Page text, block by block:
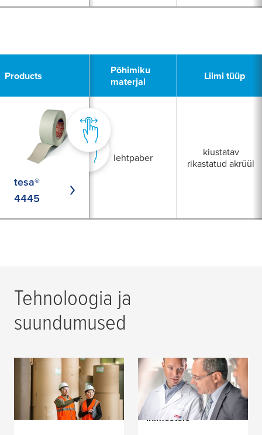
Products
Põhimiku
materjal
Liimi tüüp
tesa®
4445
lehtpaber
kiustatav
rikastatud akrüül
Tehnoloogia ja
suundumused
Tuliuued tooted
tselluloosi- ja
paberitööstusele
Kõrgeimad
kvaliteedinormid nii
toodetele kui ka
inimestele